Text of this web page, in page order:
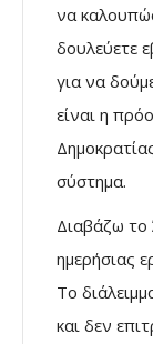
να
δουλεύετε
για να
είναι η
σύστημα.
Διαβάζω
ημερήσιας
Το
και δεν